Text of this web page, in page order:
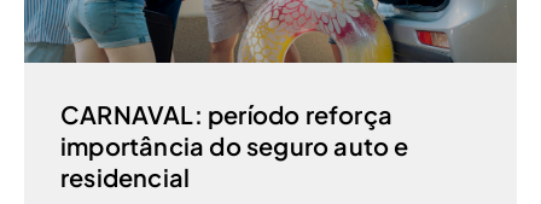
CARNAVAL: período reforça
importância do seguro auto e
residencial